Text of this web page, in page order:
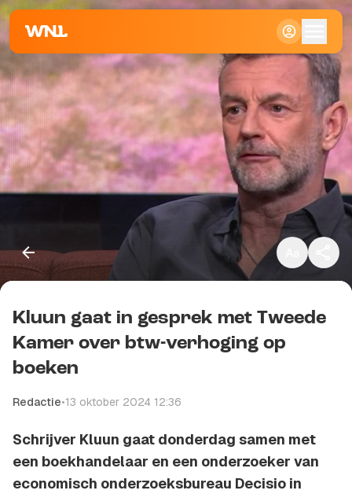
Klein
Standaard
Groot
Kopieer link
Kluun gaat in gesprek met Tweede
Kamer over btw-verhoging op
boeken
Redactie•13 oktober 2024 12:36
Schrijver Kluun gaat donderdag samen met
een boekhandelaar en een onderzoeker van
economisch onderzoeksbureau Decisio in